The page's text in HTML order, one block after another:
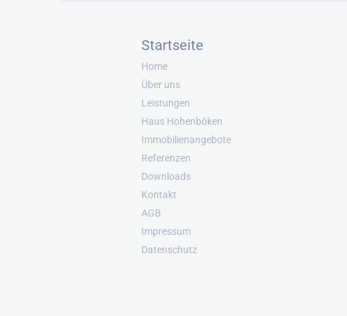
Startseite
Home
Über uns
Leistungen
Haus Hohenböken
Immobilienangebote
Referenzen
Downloads
Kontakt
AGB
Impressum
Datenschutz